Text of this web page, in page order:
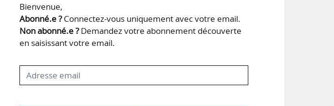
s’infléchit, avec 14,6 vœux
», note le Sies.
Bienvenue,
Abonné.e ?Connectez-vous uniquement avec votre email.
Non abonné.e ?Demandez votre abonnement découverte
en saisissant votre email.